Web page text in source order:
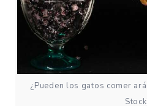
¿Pueden los gatos comer